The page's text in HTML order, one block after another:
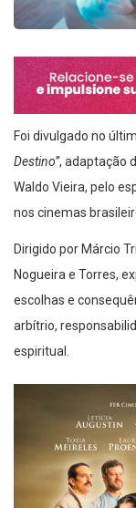
Foi divulgado no
Destino”, adaptação
Waldo Vieira, pelo
nos cinemas
Dirigido por Márcio
Nogueira e Torres,
escolhas e
arbítrio,
espiritual.